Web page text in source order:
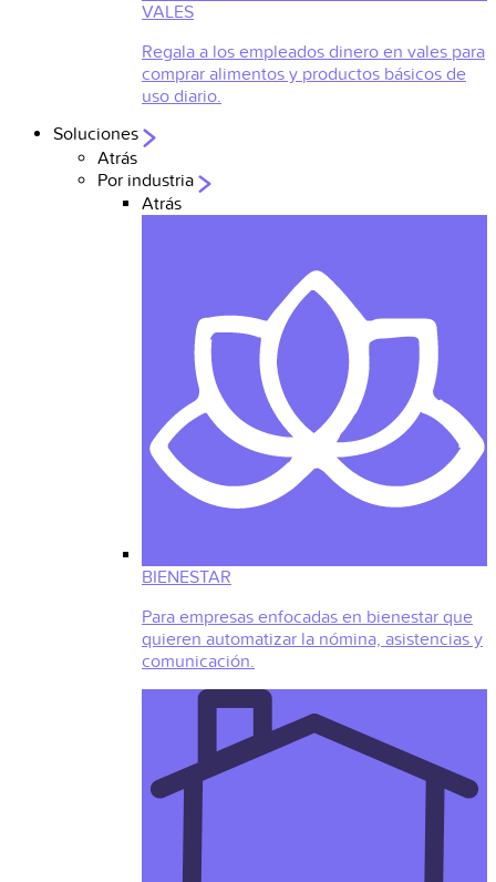
VALES
Regala a los empleados dinero en vales para
comprar alimentos y productos básicos de
uso diario.
Soluciones
Atrás
Por industria
Atrás
BIENESTAR
Para empresas enfocadas en bienestar que
quieren automatizar la nómina, asistencias y
comunicación.